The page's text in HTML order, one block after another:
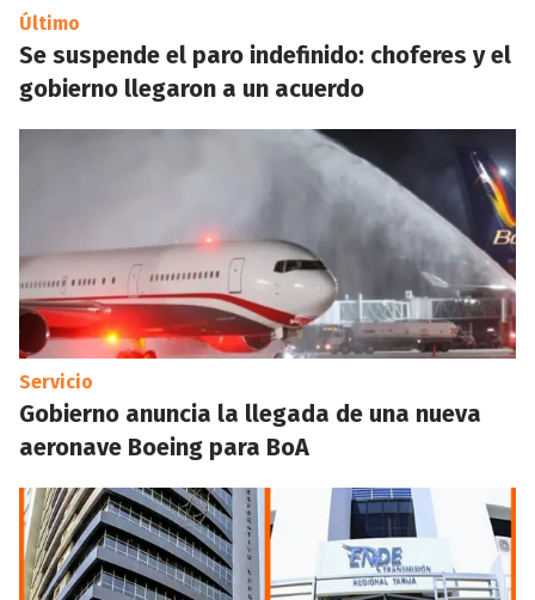
Último
Se suspende el paro indefinido: choferes y el
gobierno llegaron a un acuerdo
Servicio
Gobierno anuncia la llegada de una nueva
aeronave Boeing para BoA